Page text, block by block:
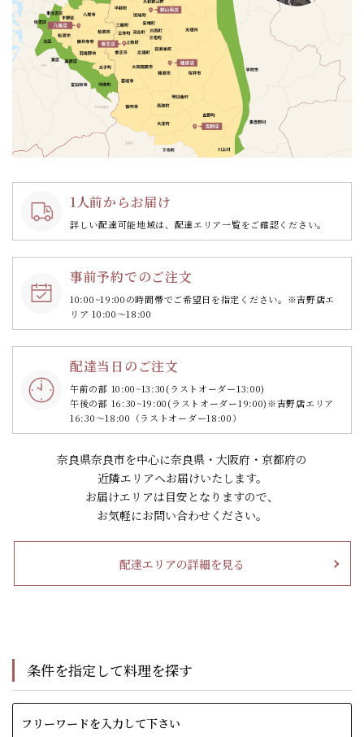
1人前からお届け
詳しい配達可能地域は、配達エリア一覧をご確認ください。
事前予約でのご注文
10:00~19:00の時間帯でご希望日を指定ください。 ※吉野店エ
リア 10:00～18:00
配達当日のご注文
午前の部 10:00~13:30(ラストオーダー13:00)
午後の部 16:30~19:00(ラストオーダー19:00)※吉野店エリア
16:30～18:00（ラストオーダー18:00）
奈良県奈良市を中心に奈良県・大阪府・京都府の
近隣エリアへお届けいたします。
お届けエリアは目安となりますので、
お気軽にお問い合わせください。
配達エリアの詳細を見る
条件を指定して料理を探す